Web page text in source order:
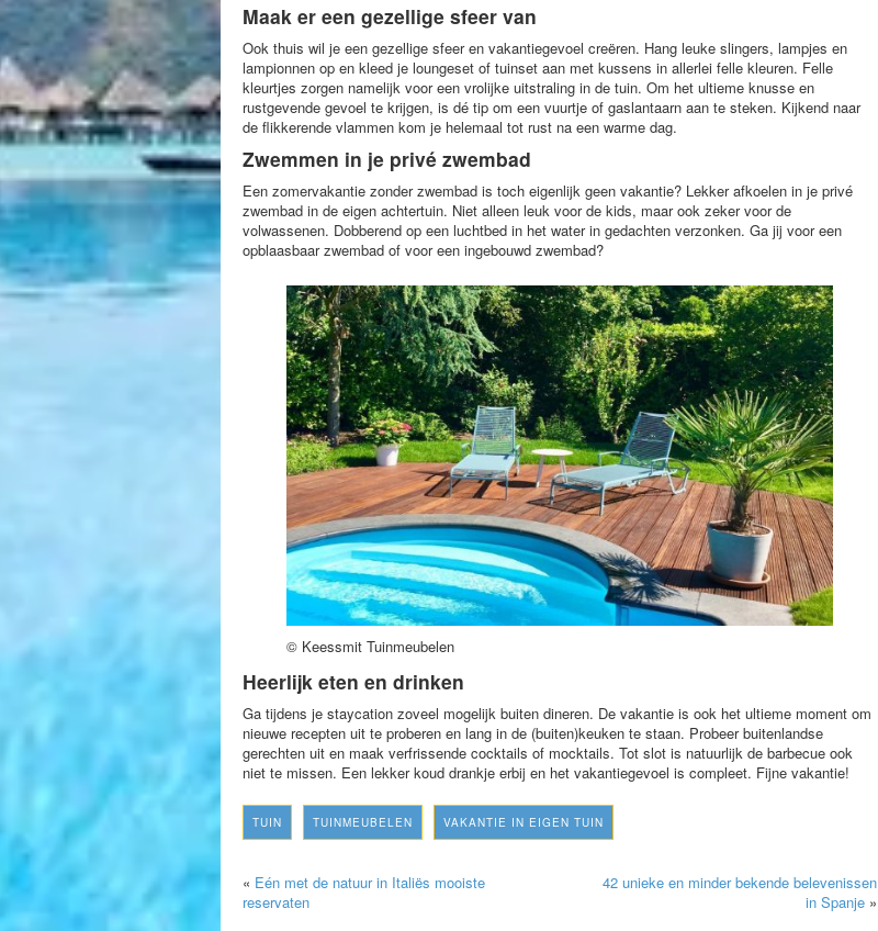
Maak er een gezellige sfeer van
Ook thuis wil je een gezellige sfeer en vakantiegevoel creëren. Hang leuke slingers, lampjes en
lampionnen op en kleed je loungeset of tuinset aan met kussens in allerlei felle kleuren. Felle
kleurtjes zorgen namelijk voor een vrolijke uitstraling in de tuin. Om het ultieme knusse en
rustgevende gevoel te krijgen, is dé tip om een vuurtje of gaslantaarn aan te steken. Kijkend naar
de flikkerende vlammen kom je helemaal tot rust na een warme dag.
Zwemmen in je privé zwembad
Een zomervakantie zonder zwembad is toch eigenlijk geen vakantie? Lekker afkoelen in je privé
zwembad in de eigen achtertuin. Niet alleen leuk voor de kids, maar ook zeker voor de
volwassenen. Dobberend op een luchtbed in het water in gedachten verzonken. Ga jij voor een
opblaasbaar zwembad of voor een ingebouwd zwembad?
© Keessmit Tuinmeubelen
Heerlijk eten en drinken
Ga tijdens je staycation zoveel mogelijk buiten dineren. De vakantie is ook het ultieme moment om
nieuwe recepten uit te proberen en lang in de (buiten)keuken te staan. Probeer buitenlandse
gerechten uit en maak verfrissende cocktails of mocktails. Tot slot is natuurlijk de barbecue ook
niet te missen. Een lekker koud drankje erbij en het vakantiegevoel is compleet. Fijne vakantie!
TUIN TUINMEUBELEN VAKANTIE IN EIGEN TUIN
« Eén met de natuur in Italiës mooiste
reservaten
42 unieke en minder bekende belevenissen
in Spanje »